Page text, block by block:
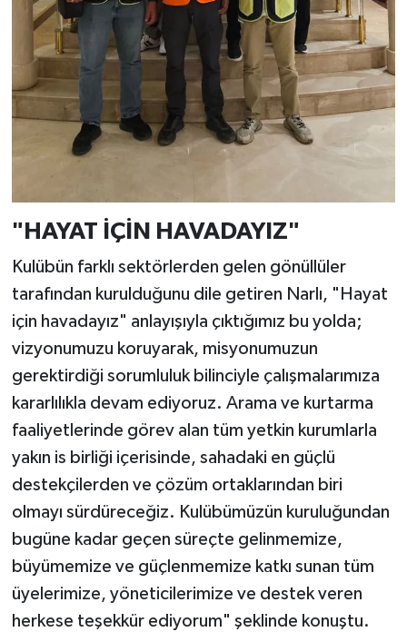
"HAYAT İÇİN HAVADAYIZ"
Kulübün farklı sektörlerden gelen gönüllüler
tarafından kurulduğunu dile getiren Narlı, "Hayat
için havadayız" anlayışıyla çıktığımız bu yolda;
vizyonumuzu koruyarak, misyonumuzun
gerektirdiği sorumluluk bilinciyle çalışmalarımıza
kararlılıkla devam ediyoruz. Arama ve kurtarma
faaliyetlerinde görev alan tüm yetkin kurumlarla
yakın is birliği içerisinde, sahadaki en güçlü
destekçilerden ve çözüm ortaklarından biri
olmayı sürdüreceğiz. Kulübümüzün kuruluğundan
bugüne kadar geçen süreçte gelinmemize,
büyümemize ve güçlenmemize katkı sunan tüm
üyelerimize, yöneticilerimize ve destek veren
herkese teşekkür ediyorum" şeklinde konuştu.